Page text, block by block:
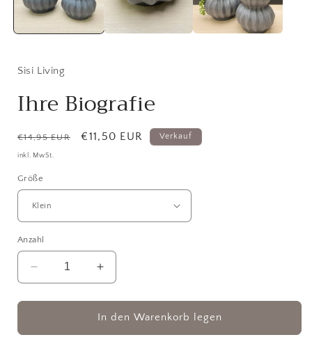
Sisi Living
Ihre Biografie
Normaler
Preis
€14,95 EUR Verkaufspreis
€11,50 EUR Verkauf
inkl. MwSt.
Größe
Anzahl
Verringere
die
Menge
Erhöhe
die
Menge
für
In den Warenkorb legen